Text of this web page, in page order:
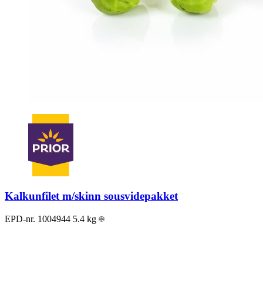
Kalkunfilet m/skinn sousvidepakket
EPD-nr. 1004944 5.4 kg